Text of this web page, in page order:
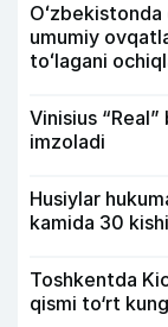
umumiy
toʻlagani
Vinisius
imzoladi
Husiylar
kamida 30
Toshkentda
qismi to‘rt